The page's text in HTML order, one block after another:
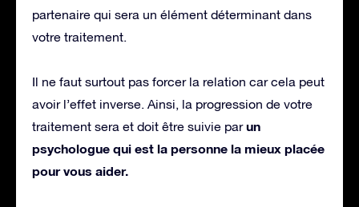
partenaire qui sera un élément déterminant dans
votre traitement.
Il ne faut surtout pas forcer la relation car cela peut
avoir l’effet inverse. Ainsi, la progression de votre
traitement sera et doit être suivie parun
psychologue qui est la personne la mieux placée
pour vous aider.